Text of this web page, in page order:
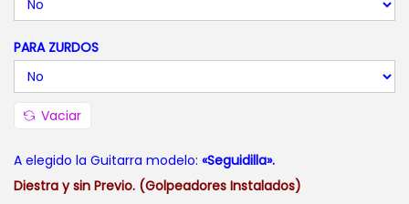
:
d
d
e
PARA ZURDOS
Vaciar
A elegido la Guitarra modelo: «Seguidilla».
Diestra y sin Previo. (Golpeadores Instalados)